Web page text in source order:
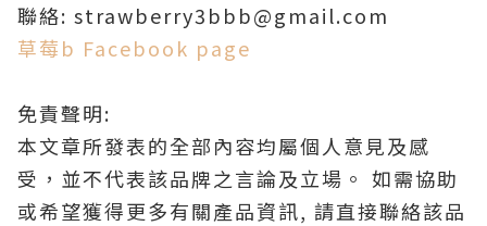
聯絡: strawberry3bbb@gmail.com
草莓b Facebook page
免責聲明:
本文章所發表的全部內容均屬個人意見及感
受，並不代表該品牌之言論及立場。 如需協助
或希望獲得更多有關產品資訊, 請直接聯絡該品